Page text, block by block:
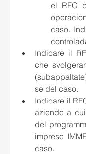
el RFC
caso.
Indicare il
che
se del caso.
Indicare il
aziende a
del
imprese
caso.